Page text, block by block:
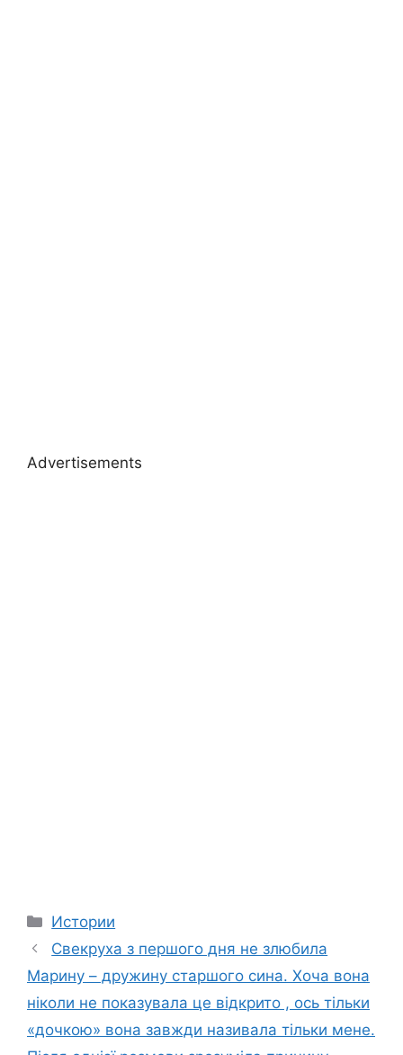
Advertisements
Categories
Истории
Свекруха з першого дня не злюбила
Марину – дружину старшого сина. Хоча вона
ніколи не показувала це відкрито , ось тільки
«дочкою» вона завжди називала тільки мене.